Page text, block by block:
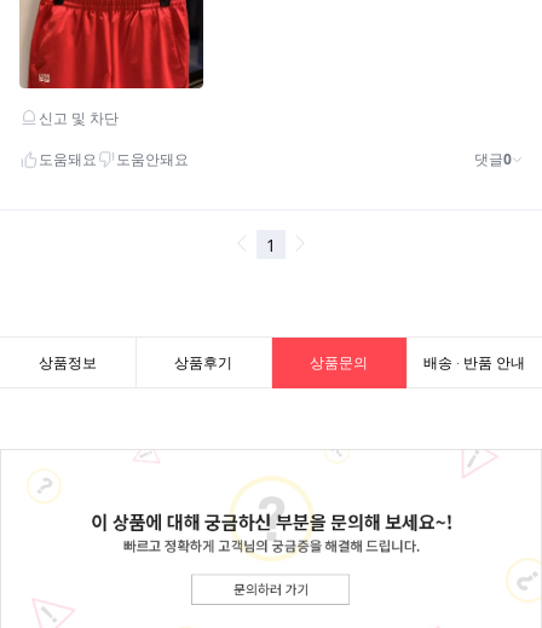
상품정보 상품후기 상품문의 배송 · 반품 안내